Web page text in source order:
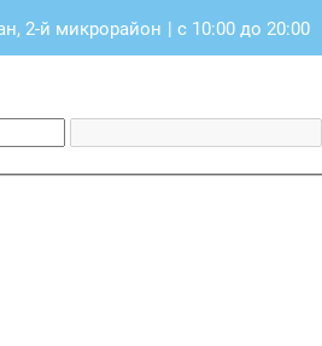
2-й микрорайон | с 10:00 до 20:00